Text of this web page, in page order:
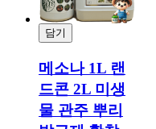
결제
담기
메소나 1L 랜
드콘 2L 미생
물 관주 뿌리